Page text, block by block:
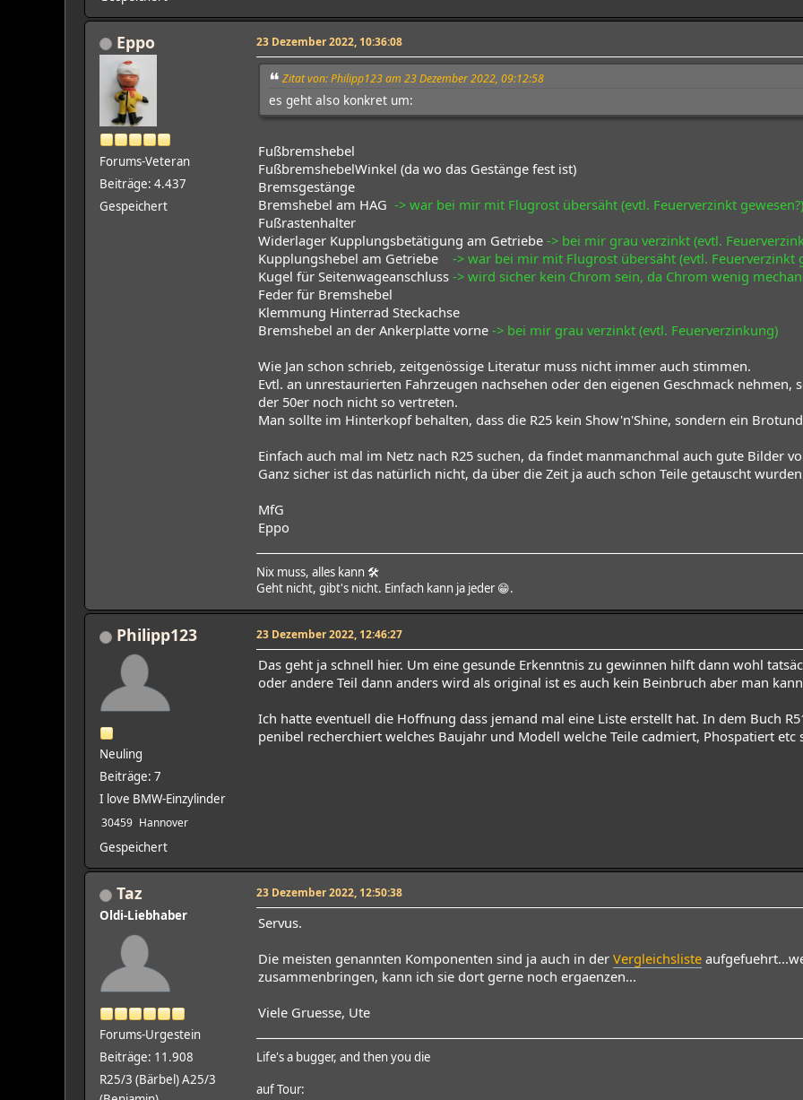
Eppo
Forums-Veteran
Beiträge: 4.437
Gespeichert
23 Dezember 2022, 10:36:08
Zitat von: Philipp123 am 23 Dezember 2022, 09:12:58
es geht also konkret um:
Fußbremshebel
FußbremshebelWinkel (da wo das Gestänge fest ist)
Bremsgestänge
Bremshebel am HAG -> war bei mir mit Flugrost übersäht (evtl. Feuerverzinkt gewesen?)
Fußrastenhalter
Widerlager Kupplungsbetätigung am Getriebe -> bei mir grau verzinkt (evtl.
Kupplungshebel am Getriebe -> war bei mir mit Flugrost übersäht (evtl. Feuerverzinkt
Kugel für Seitenwageanschluss -> wird sicher kein Chrom sein, da Chrom wenig
Feder für Bremshebel
Klemmung Hinterrad Steckachse
Bremshebel an der Ankerplatte vorne -> bei mir grau verzinkt (evtl. Feuerverzinkung)
Wie Jan schon schrieb, zeitgenössige Literatur muss nicht immer auch stimmen.
Evtl. an unrestaurierten Fahrzeugen nachsehen oder den eigenen Geschmack
der 50er noch nicht so vertreten.
Man sollte im Hinterkopf behalten, dass die R25 kein Show'n'Shine, sondern ein
Einfach auch mal im Netz nach R25 suchen, da findet manmanchmal auch gute Bilder
Ganz sicher ist das natürlich nicht, da über die Zeit ja auch schon Teile getauscht
MfG
Eppo
Nix muss, alles kann 🛠
Geht nicht, gibt's nicht. Einfach kann ja jeder 😁.
Philipp123
Neuling
Beiträge: 7
I love BMW-Einzylinder
30459 Hannover
Gespeichert
23 Dezember 2022, 12:46:27
Das geht ja schnell hier. Um eine gesunde Erkenntnis zu gewinnen hilft dann wohl
oder andere Teil dann anders wird als original ist es auch kein Beinbruch aber man
Ich hatte eventuell die Hoffnung dass jemand mal eine Liste erstellt hat. In dem Buch
penibel recherchiert welches Baujahr und Modell welche Teile cadmiert, Phospatiert etc
Taz
Oldi-Liebhaber
Forums-Urgestein
Beiträge: 11.908
R25/3 (Bärbel) A25/3
23 Dezember 2022, 12:50:38
Servus.
Die meisten genannten Komponenten sind ja auch in der Vergleichsliste
zusammenbringen, kann ich sie dort gerne noch ergaenzen...
Viele Gruesse, Ute
Life's a bugger, and then you die
auf Tour: